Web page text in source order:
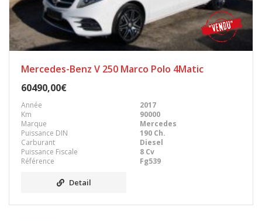
Mercedes-Benz V 250 Marco Polo 4Matic
60490,00€
Année
2017
Km
90000
Marque
Mercedes
Puissance DIN
190 Ch.
Carburant
Diesel
Puissance Fiscale
8 Cv
Référence
Fg539
Detail